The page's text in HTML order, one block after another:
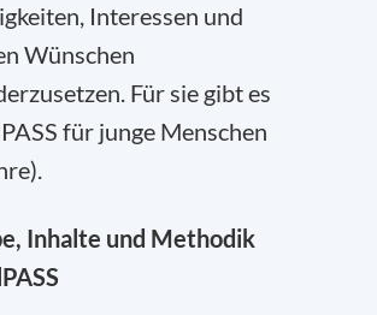
Interessen und
Wünschen
Für sie gibt es
für junge Menschen
Inhalte und Methodik